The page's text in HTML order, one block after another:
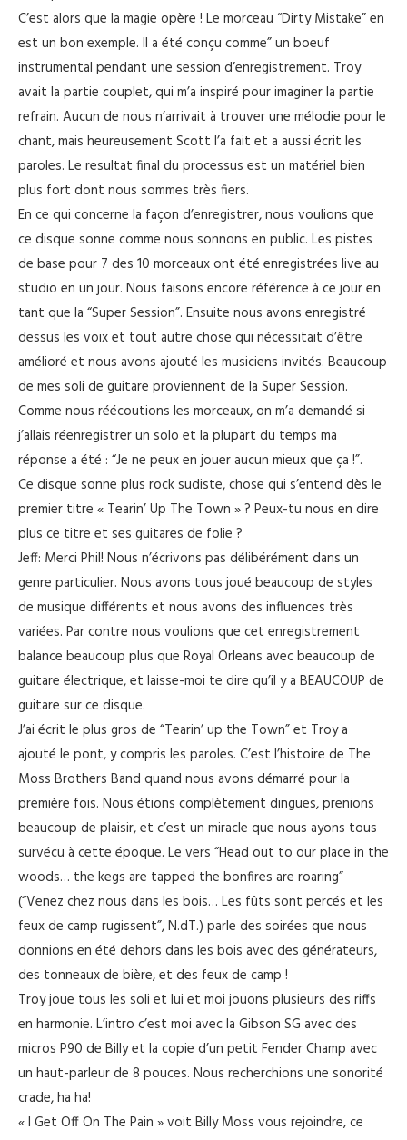
C’est alors que la magie opère ! Le morceau “Dirty Mistake” en
est un bon exemple. Il a été conçu comme” un boeuf
instrumental pendant une session d’enregistrement. Troy
avait la partie couplet, qui m’a inspiré pour imaginer la partie
refrain. Aucun de nous n’arrivait à trouver une mélodie pour le
chant, mais heureusement Scott l’a fait et a aussi écrit les
paroles. Le resultat final du processus est un matériel bien
plus fort dont nous sommes très fiers.
En ce qui concerne la façon d’enregistrer, nous voulions que
ce disque sonne comme nous sonnons en public. Les pistes
de base pour 7 des 10 morceaux ont été enregistrées live au
studio en un jour. Nous faisons encore référence à ce jour en
tant que la “Super Session”. Ensuite nous avons enregistré
dessus les voix et tout autre chose qui nécessitait d’être
amélioré et nous avons ajouté les musiciens invités. Beaucoup
de mes soli de guitare proviennent de la Super Session.
Comme nous réécoutions les morceaux, on m’a demandé si
j’allais réenregistrer un solo et la plupart du temps ma
réponse a été : “Je ne peux en jouer aucun mieux que ça !”.
Ce disque sonne plus rock sudiste, chose qui s’entend dès le
premier titre « Tearin’ Up The Town » ? Peux-tu nous en dire
plus ce titre et ses guitares de folie ?
Jeff: Merci Phil! Nous n’écrivons pas délibérément dans un
genre particulier. Nous avons tous joué beaucoup de styles
de musique différents et nous avons des influences très
variées. Par contre nous voulions que cet enregistrement
balance beaucoup plus que Royal Orleans avec beaucoup de
guitare électrique, et laisse-moi te dire qu’il y a BEAUCOUP de
guitare sur ce disque.
J’ai écrit le plus gros de “Tearin’ up the Town” et Troy a
ajouté le pont, y compris les paroles. C’est l’histoire de The
Moss Brothers Band quand nous avons démarré pour la
première fois. Nous étions complètement dingues, prenions
beaucoup de plaisir, et c’est un miracle que nous ayons tous
survécu à cette époque. Le vers “Head out to our place in the
woods… the kegs are tapped the bonfires are roaring”
(“Venez chez nous dans les bois… Les fûts sont percés et les
feux de camp rugissent”, N.dT.) parle des soirées que nous
donnions en été dehors dans les bois avec des générateurs,
des tonneaux de bière, et des feux de camp !
Troy joue tous les soli et lui et moi jouons plusieurs des riffs
en harmonie. L’intro c’est moi avec la Gibson SG avec des
micros P90 de Billy et la copie d’un petit Fender Champ avec
un haut-parleur de 8 pouces. Nous recherchions une sonorité
crade, ha ha!
« I Get Off On The Pain » voit Billy Moss vous rejoindre, ce